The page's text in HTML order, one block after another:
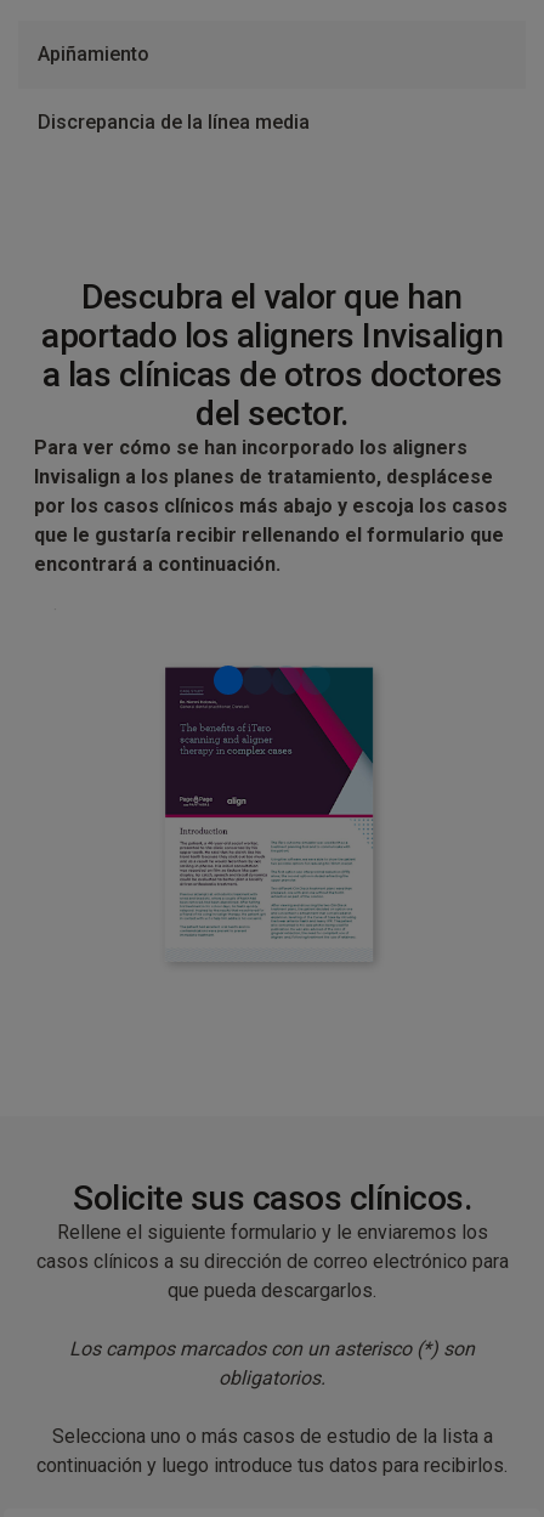
Apiñamiento
Discrepancia de la línea media
Descubra el valor que han
aportado los aligners Invisalign
a las clínicas de otros doctores
del sector.
Para ver cómo se han incorporado los aligners
Invisalign a los planes de tratamiento, desplácese
por los casos clínicos más abajo y escoja los casos
que le gustaría recibir rellenando el formulario que
encontrará a continuación.
Solicite sus casos clínicos.
Rellene el siguiente formulario y le enviaremos los
casos clínicos a su dirección de correo electrónico para
que pueda descargarlos.
Los campos marcados con un asterisco (*) son
obligatorios.
Selecciona uno o más casos de estudio de la lista a
continuación y luego introduce tus datos para recibirlos.